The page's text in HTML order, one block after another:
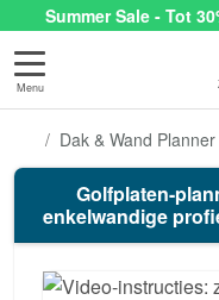
Summer Sale - Tot
Menu
Dak & Wand Planner
Golfplaten-
enkelwandige